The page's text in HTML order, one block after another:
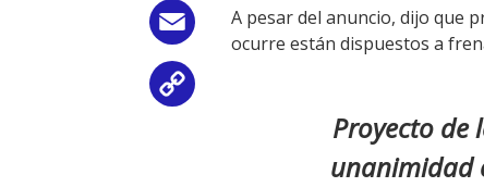
EmailA pesar del anuncio, dijo que
ocurre están dispuestos a
Proyecto de
unanimidad